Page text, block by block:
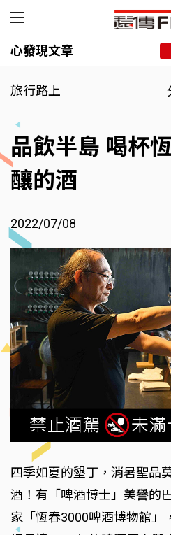
心發現文章
旅行路上
品飲半島 喝杯
釀的酒
2022/07/08
四季如夏的墾丁，消暑聖品
酒！有「啤酒博士」美譽的
家「恆春3000啤酒博物館」